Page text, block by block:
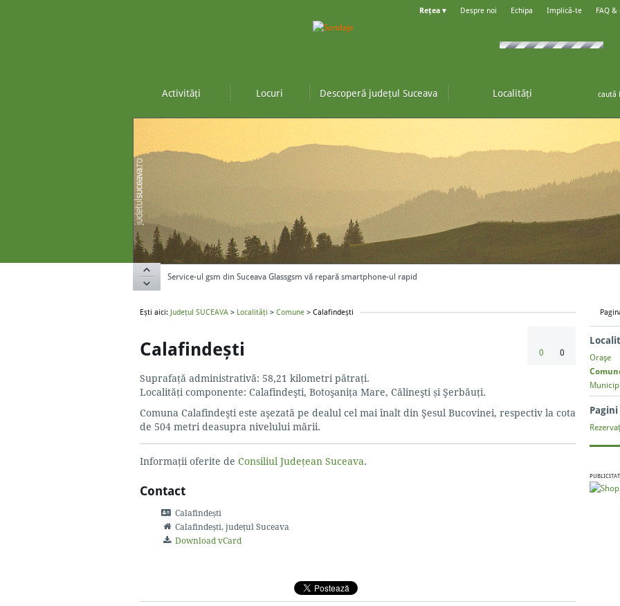
Activități Locuri Descoperă județul Suceava Localități
Despre noi Echipa Implică-te FAQ &
Rețea ▾
Ești aici: Județul SUCEAVA > Localități > Comune > Calafindești
Calafindești 0 0
Suprafaţă administrativă: 58,21 kilometri pătrați.
Localităţi componente: Calafindeşti, Botoşaniţa Mare, Călineşti și Şerbăuţi.
Comuna Calafindeşti este aşezată pe dealul cel mai înalt din Şesul Bucovinei, respectiv la cota
de 504 metri deasupra nivelului mării.
Informații oferite de Consiliul Județean Suceava.
Contact
Calafindești
Calafindești, județul Suceava
Download vCard
Oraşe